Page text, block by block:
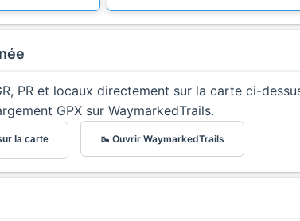
PR et locaux directement sur la carte ci-
GPX sur WaymarkedTrails.
la carte 🥾 Ouvrir WaymarkedTrails